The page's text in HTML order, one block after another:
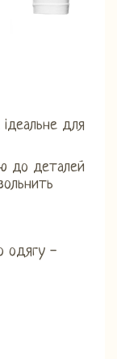
для
до деталей
одягу -